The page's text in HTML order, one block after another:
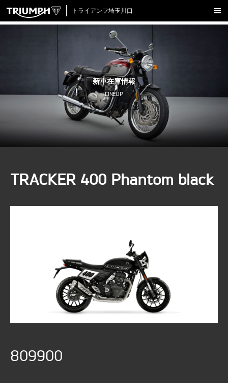
トライアンフ埼玉川口
アクセサリー
店舗情報
新車在庫情報
LINEUP
TRACKER 400 Phantom black
809900